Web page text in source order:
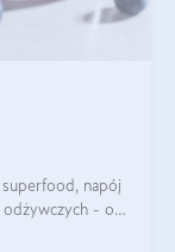
napój
odżywczych - o